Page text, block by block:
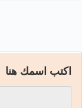
اكتب اسمك هنا